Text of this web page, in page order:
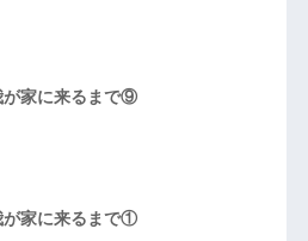
が家に来るまで⑨
が家に来るまで①